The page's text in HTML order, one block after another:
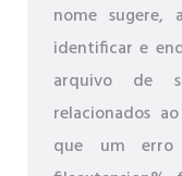
nome sugere,
identificar e
arquivo de
relacionados
que um erro